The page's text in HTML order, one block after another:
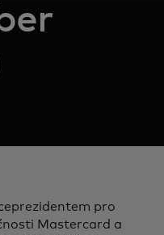
a new tab
pro
Mastercard a